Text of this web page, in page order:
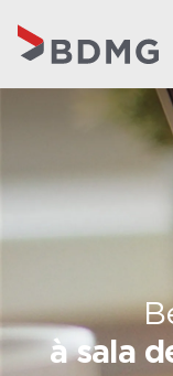
à sala